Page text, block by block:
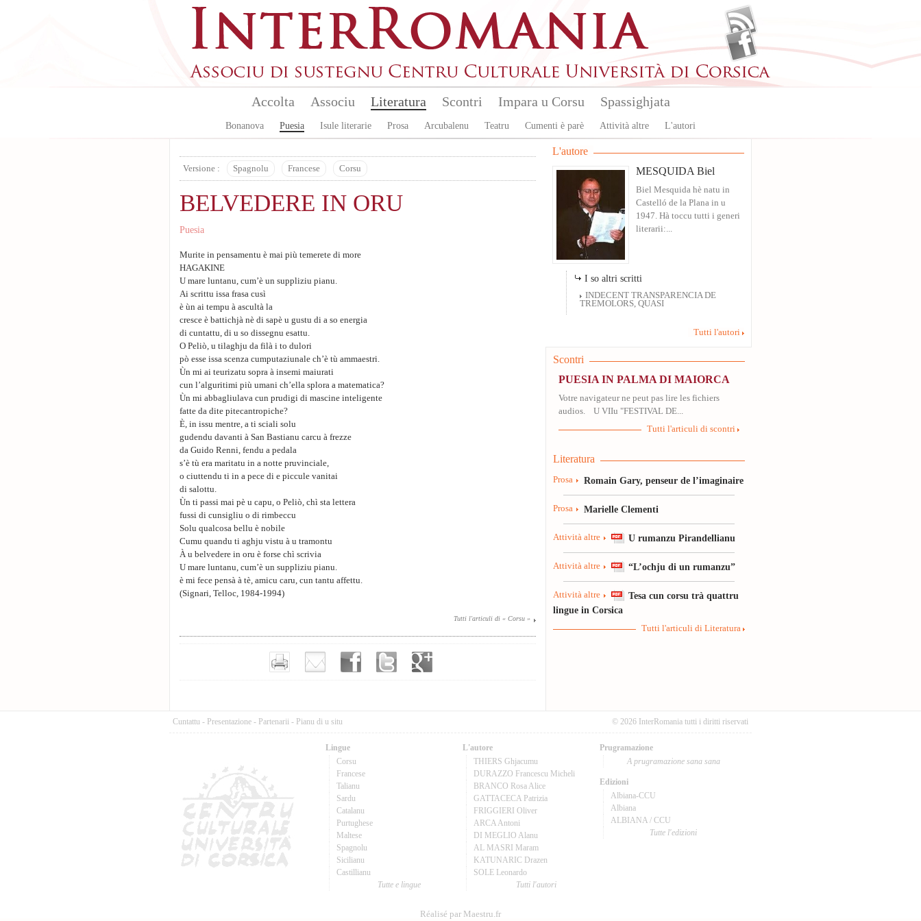
Accolta Associu Literatura
Bonanova Puesia Isule literarie Prosa Arcubalenu Teatru Cumenti è parè Attività altre L'autori
Scontri Impara u Corsu Spassighjata
Versione : Spagnolu Francese Corsu
BELVEDERE IN ORU
Puesia
Murite in pensamentu è mai più temerete di more
HAGAKINE
U mare luntanu, cum’è un suppliziu pianu.
Ai scrittu issa frasa cusì
è ùn ai tempu à ascultà la
cresce è battichjà nè di sapè u gustu di a so energia
di cuntattu, di u so dissegnu esattu.
O Peliò, u tilaghju da filà i to dulori
pò esse issa scenza cumputaziunale ch’è tù ammaestri.
Ùn mi ai teurizatu sopra à insemi maiurati
cun l’alguritimi più umani ch’ella splora a matematica?
Ùn mi abbagliulava cun prudigi di mascine inteligente
fatte da dite pitecantropiche?
È, in issu mentre, a ti sciali solu
gudendu davanti à San Bastianu carcu à frezze
da Guido Renni, fendu a pedala
s’è tù era maritatu in a notte pruvinciale,
o ciuttendu ti in a pece di e piccule vanitai
di salottu.
Ùn ti passi mai pè u capu, o Peliò, chì sta lettera
fussi di cunsigliu o di rimbeccu
Solu qualcosa bellu è nobile
Cumu quandu ti aghju vistu à u tramontu
À u belvedere in oru è forse chì scrivia
U mare luntanu, cum’è un suppliziu pianu.
è mi fece pensà à tè, amicu caru, cun tantu affettu.
(Signari, Telloc, 1984-1994)
Tutti l'articuli di « Corsu »
L'autore
MESQUIDA Biel
Biel Mesquida hè natu in
Castelló de la Plana in u
1947. Hà toccu tutti i generi
literarii:...
I so altri scritti
INDECENT TRANSPARENCIA DE
TREMOLORS, QUASI
Tutti l'autori
Scontri
PUESIA IN PALMA DI MAIORCA
Votre navigateur ne peut pas lire les fichiers
audios. U VIIu "FESTIVAL DE...
Tutti l'articuli di scontri
Literatura
Prosa Romain Gary, penseur de l’imaginaire
Prosa Marielle Clementi
Attività altre U rumanzu Pirandellianu
Attività altre “L’ochju di un rumanzu”
Attività altre
Tesa cun corsu trà quattru
lingue in Corsica
Tutti l'articuli di Literatura
Cuntattu - Presentazione - Partenarii - Pianu di u situ © 2026 InterRomania tutti i diritti riservati
Lingue
Corsu
Francese
Talianu
Sardu
Catalanu
Purtughese
Maltese
Spagnolu
Sicilianu
Castillianu
Tutte e lingue
L'autore
THIERS Ghjacumu
DURAZZO Francescu Micheli
BRANCO Rosa Alice
GATTACECA Patrizia
FRIGGIERI Oliver
ARCA Antoni
DI MEGLIO Alanu
AL MASRI Maram
KATUNARIC Drazen
SOLE Leonardo
Tutti l'autori
Prugramazione
A prugramazione sana sana
Edizioni
Albiana-CCU
Albiana
ALBIANA / CCU
Tutte l'edizioni
Réalisé par Maestru.fr